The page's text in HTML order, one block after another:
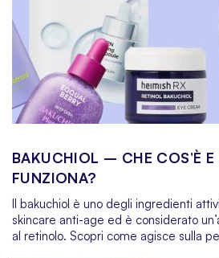
BAKUCHIOL – CHE COS’È E
FUNZIONA?
Il bakuchiol è uno degli ingredienti
skincare anti-age ed è considerato
al retinolo. Scopri come agisce sulla